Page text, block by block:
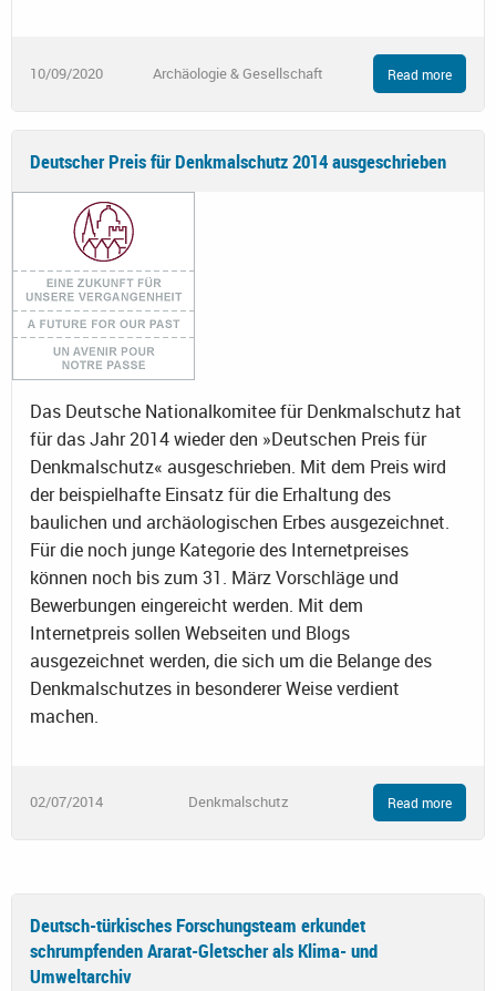
10/09/2020 Archäologie & Gesellschaft Read more
Deutscher Preis für Denkmalschutz 2014 ausgeschrieben
Das Deutsche Nationalkomitee für Denkmalschutz hat
für das Jahr 2014 wieder den »Deutschen Preis für
Denkmalschutz« ausgeschrieben. Mit dem Preis wird
der beispielhafte Einsatz für die Erhaltung des
baulichen und archäologischen Erbes ausgezeichnet.
Für die noch junge Kategorie des Internetpreises
können noch bis zum 31. März Vorschläge und
Bewerbungen eingereicht werden. Mit dem
Internetpreis sollen Webseiten und Blogs
ausgezeichnet werden, die sich um die Belange des
Denkmalschutzes in besonderer Weise verdient
machen.
02/07/2014 Denkmalschutz Read more
Deutsch-türkisches Forschungsteam erkundet
schrumpfenden Ararat-Gletscher als Klima- und
Umweltarchiv